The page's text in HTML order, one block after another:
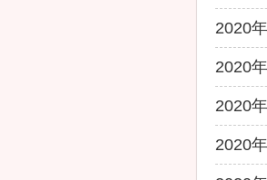
2020
2020
2020
2020